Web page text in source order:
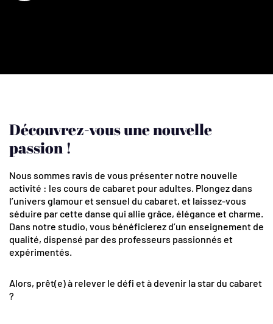
Découvrez-vous une nouvelle
passion !
Nous sommes ravis de vous présenter notre nouvelle
activité : les cours de cabaret pour adultes. Plongez dans
l’univers glamour et sensuel du cabaret, et laissez-vous
séduire par cette danse qui allie grâce, élégance et charme.
Dans notre studio, vous bénéficierez d’un enseignement de
qualité, dispensé par des professeurs passionnés et
expérimentés.
Alors, prêt(e) à relever le défi et à devenir la star du cabaret
?